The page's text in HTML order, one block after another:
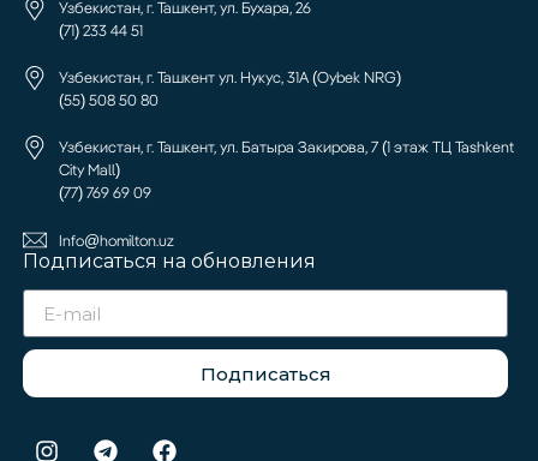
Узбекистан, г. Ташкент, ул. Бухара, 26
(71) 233 44 51
Узбекистан, г. Ташкент ул. Нукус, 31А (Oybek NRG)
(55) 508 50 80
Узбекистан, г. Ташкент, ул. Батыра Закирова, 7 (1 этаж ТЦ Tashkent
City Mall)
(77) 769 69 09
Info@homilton.uz
Подписаться на обновления
Подписаться